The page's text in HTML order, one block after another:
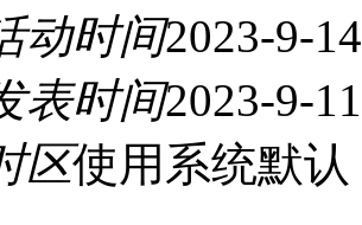
动时间2023-9-
表时间2023-9-
区使用系统默认